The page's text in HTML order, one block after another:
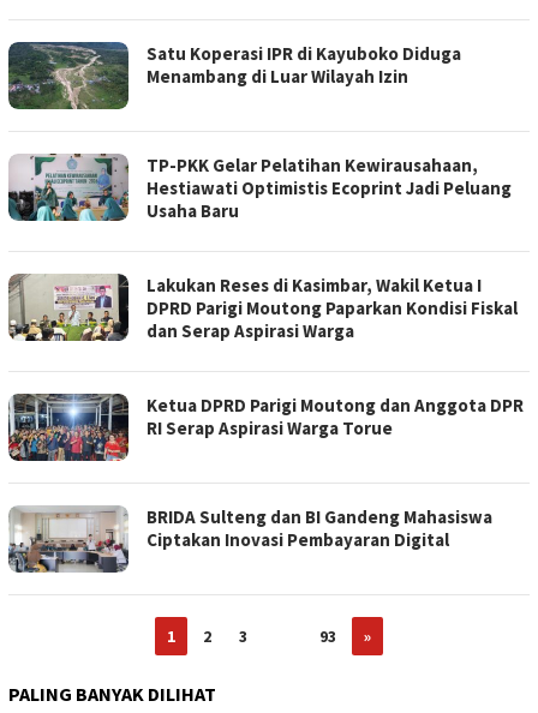
Satu Koperasi IPR di Kayuboko Diduga
Menambang di Luar Wilayah Izin
TP-PKK Gelar Pelatihan Kewirausahaan,
Hestiawati Optimistis Ecoprint Jadi Peluang
Usaha Baru
Lakukan Reses di Kasimbar, Wakil Ketua I
DPRD Parigi Moutong Paparkan Kondisi Fiskal
dan Serap Aspirasi Warga
‎Ketua DPRD Parigi Moutong dan Anggota DPR
RI Serap Aspirasi Warga Torue
BRIDA Sulteng dan BI Gandeng Mahasiswa
Ciptakan Inovasi Pembayaran Digital
1 2 3 93 »
PALING BANYAK DILIHAT